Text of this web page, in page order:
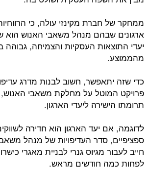
ממחקר של חברת מקינזי עולה, כי
ארגונים שבהם מנהל משאבי האנוש הוא
מהממוצע.
כדי שזה יתאפשר, חשוב לבנות מדרג
פרויקט המוטל על מחלקת משאבי
תרומתו הישירה ליעדי הארגון.
לדוגמה, אם יעד הארגון הוא חדירה
ספציפיים, סדר העדיפויות של מנהל
חייב לעבור מגיוס גנרי לבניית מאגרי
לפחות כמה חודשים מראש.